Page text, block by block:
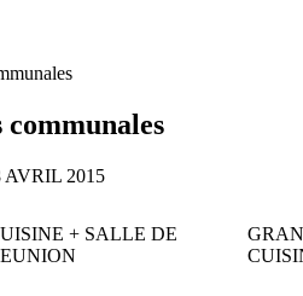
communales
2015
+ SALLE DE